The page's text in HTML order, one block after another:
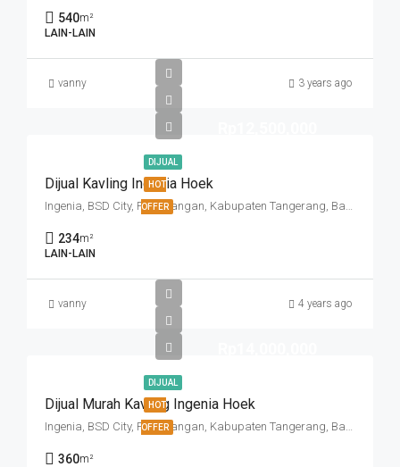
540m²
LAIN-LAIN
vanny 3 years ago
DIJUAL
HOT
OFFER
Dijual Kavling Ingenia Hoek
Ingenia, BSD City, Pagedangan, Kabupaten Tangerang, Banten, Indonesia
234m²
LAIN-LAIN
vanny 4 years ago
DIJUAL
HOT
OFFER
Dijual Murah Kavling Ingenia Hoek
Ingenia, BSD City, Pagedangan, Kabupaten Tangerang, Banten, Indonesia
360m²